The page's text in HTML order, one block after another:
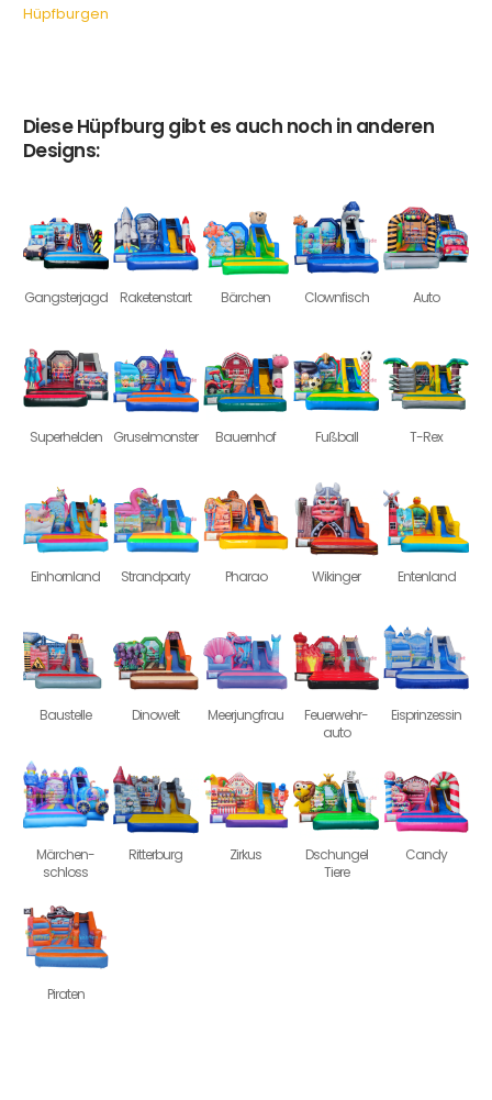
Hüpfburgen
Diese Hüpfburg gibt es auch noch in anderen
Designs:
Gangsterjagd Raketenstart Bärchen Clownfisch Auto
Superhelden Gruselmonster Bauernhof Fußball T-Rex
Einhornland Strandparty Pharao Wikinger Entenland
Baustelle Dinowelt Meerjungfrau
Feuerwehr-
auto
Eisprinzessin
Märchen-
schloss
Ritterburg Zirkus
Dschungel
Tiere
Candy
Piraten